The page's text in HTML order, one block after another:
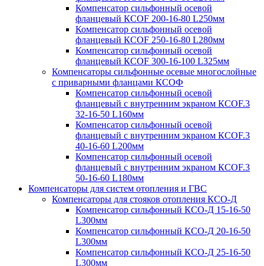
Компенсатор сильфонный осевой
фланцевый КСОF 200-16-80 L250мм
Компенсатор сильфонный осевой
фланцевый КСОF 250-16-80 L280мм
Компенсатор сильфонный осевой
фланцевый КСОF 300-16-100 L325мм
Компенсаторы сильфонные осевые многослойные
с приварными фланцами КСОФ
Компенсатор сильфонный осевой
фланцевый с внутренним экраном КСОF.3
32-16-50 L160мм
Компенсатор сильфонный осевой
фланцевый с внутренним экраном КСОF.3
40-16-60 L200мм
Компенсатор сильфонный осевой
фланцевый с внутренним экраном КСОF.3
50-16-60 L180мм
Компенсаторы для систем отопления и ГВС
Компенсаторы для стояков отопления КСО-Д
Компенсатор сильфонный КСО-Д 15-16-50
L300мм
Компенсатор сильфонный КСО-Д 20-16-50
L300мм
Компенсатор сильфонный КСО-Д 25-16-50
L300мм